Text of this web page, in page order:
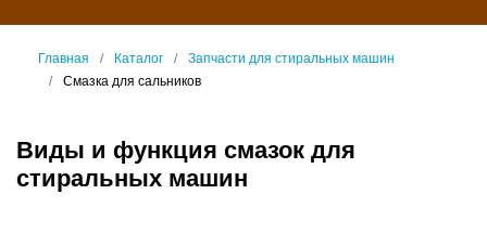
Главная Каталог
Запчасти для стиральных машин
Смазка для сальников
Виды и функция смазок для
стиральных машин